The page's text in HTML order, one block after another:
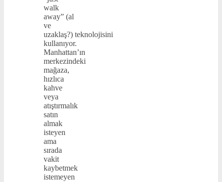
walk
away” (al
ve
uzaklaş?) teknolojisini
kullanıyor.
Manhattan’ın
merkezindeki
mağaza,
hızlıca
kahve
veya
atıştırmalık
satın
almak
isteyen
ama
sırada
vakit
kaybetmek
istemeyen